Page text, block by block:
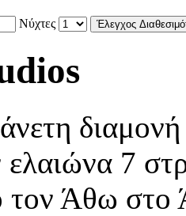
Νύχτες
ελαιώνα 7
τον Άθω στο